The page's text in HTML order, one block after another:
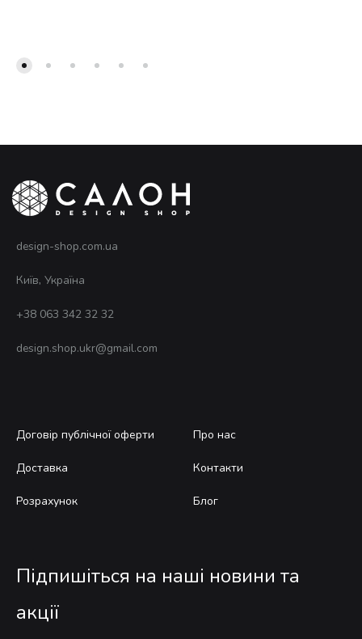
design-shop.com.ua
Київ, Україна
+38 063 342 32 32
design.shop.ukr@gmail.com
Договір публічної оферти
Доставка
Розрахунок
Про нас
Контакти
Блог
Підпишіться на наші новини та
акції